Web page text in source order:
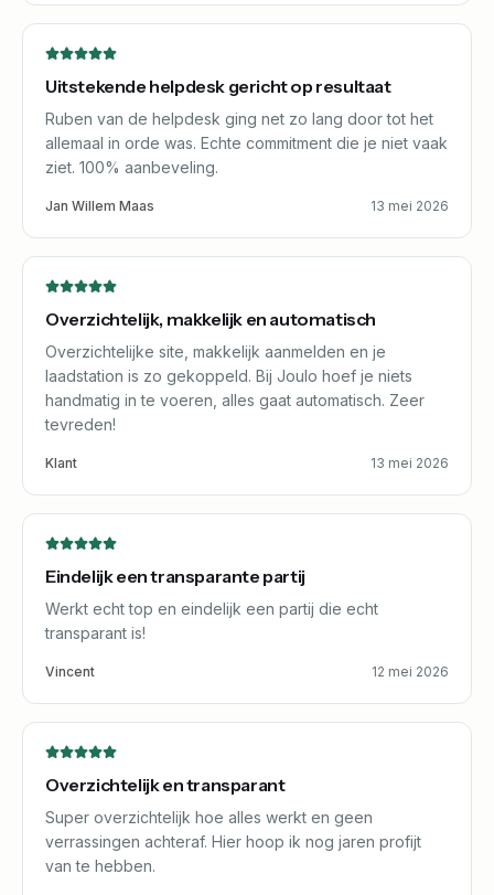
Uitstekende helpdesk gericht op resultaat
Ruben van de helpdesk ging net zo lang door tot het
allemaal in orde was. Echte commitment die je niet vaak
ziet. 100% aanbeveling.
Jan Willem Maas 13 mei 2026
Overzichtelijk, makkelijk en automatisch
Overzichtelijke site, makkelijk aanmelden en je
laadstation is zo gekoppeld. Bij Joulo hoef je niets
handmatig in te voeren, alles gaat automatisch. Zeer
tevreden!
Klant 13 mei 2026
Eindelijk een transparante partij
Werkt echt top en eindelijk een partij die echt
transparant is!
Vincent 12 mei 2026
Overzichtelijk en transparant
Super overzichtelijk hoe alles werkt en geen
verrassingen achteraf. Hier hoop ik nog jaren profijt
van te hebben.